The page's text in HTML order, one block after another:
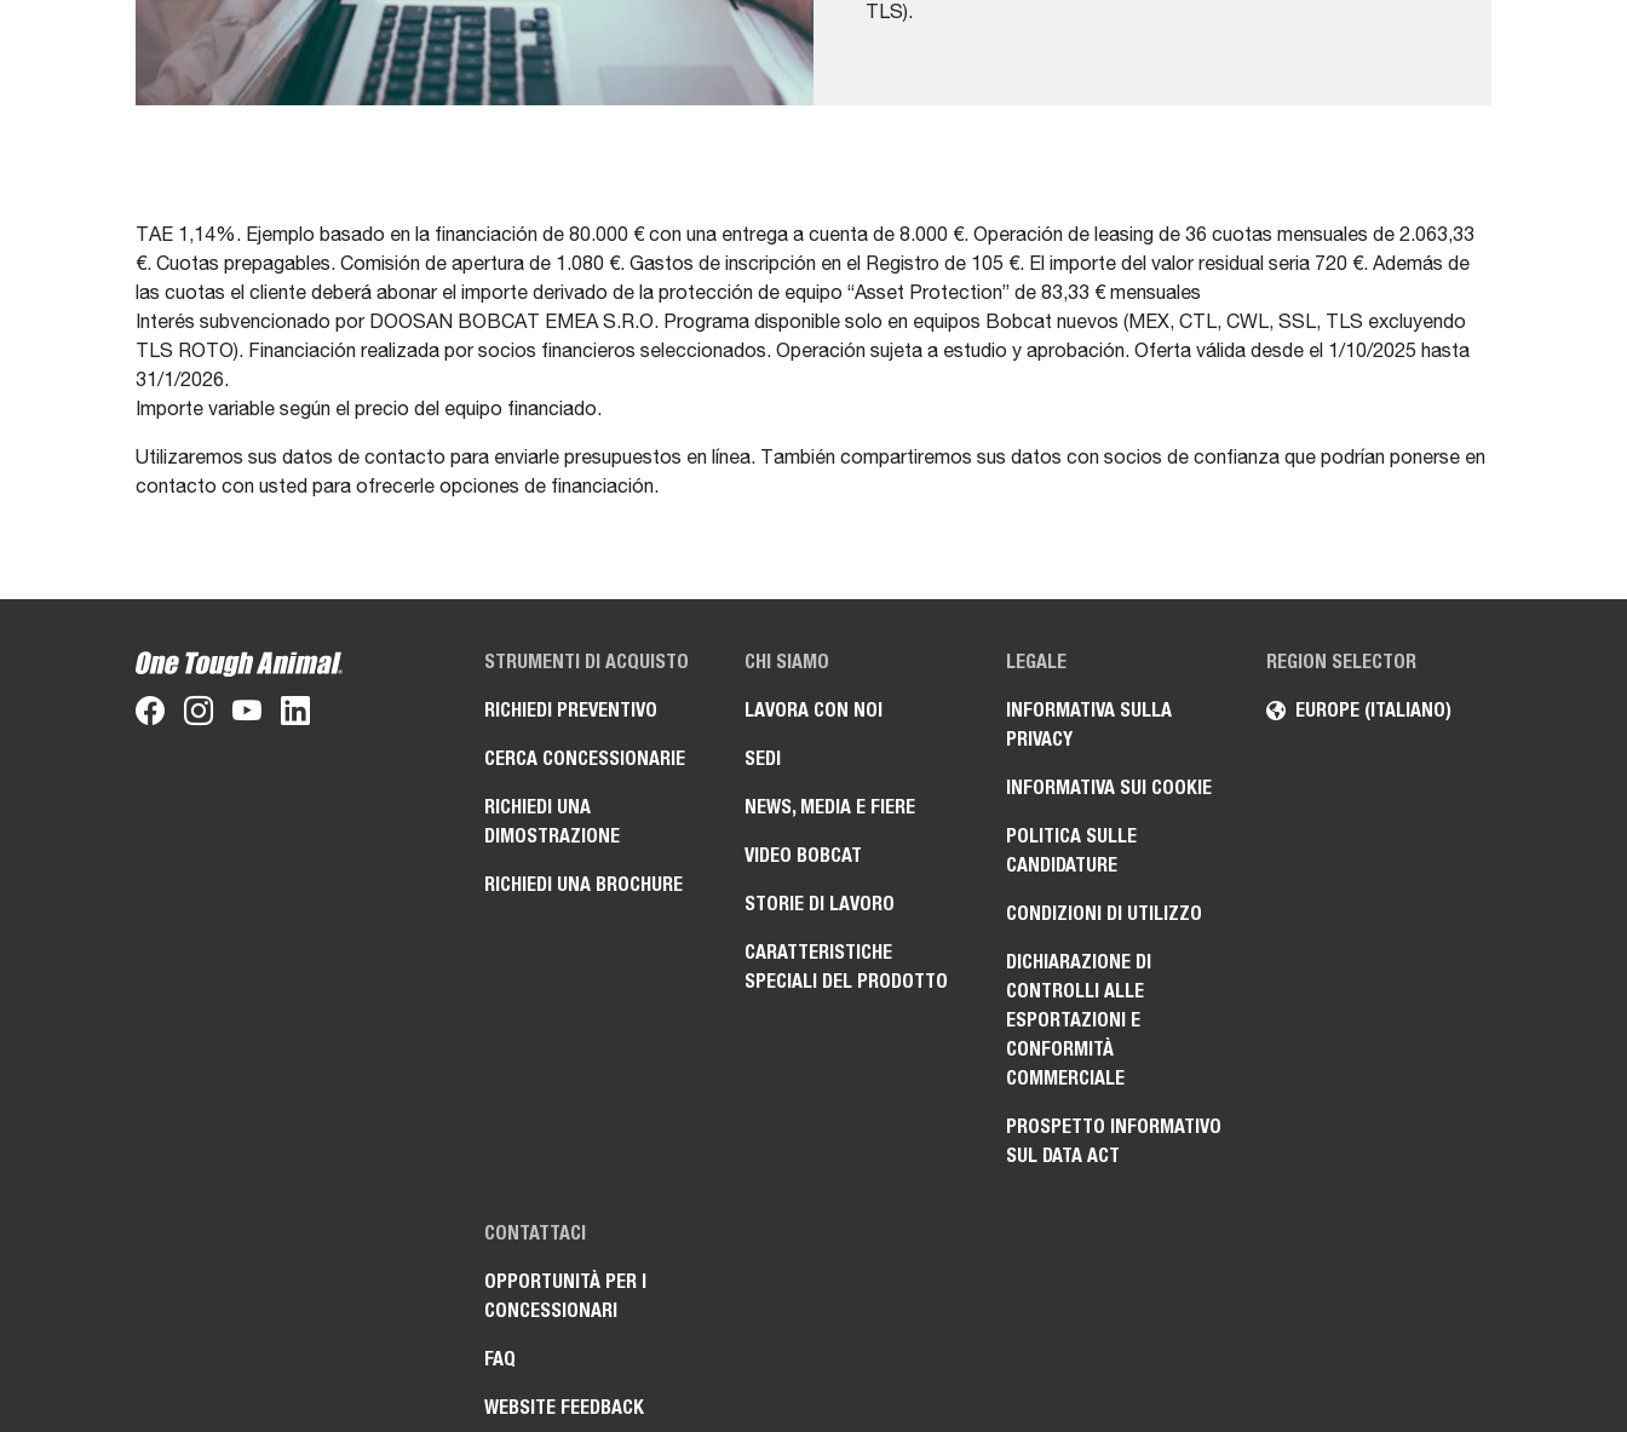
TLS).
TAE 1,14%. Ejemplo basado en la financiación de 80.000 € con una entrega a cuenta de 8.000 €. Operación de leasing de 36 cuotas mensuales de 2.063,33
€. Cuotas prepagables. Comisión de apertura de 1.080 €. Gastos de inscripción en el Registro de 105 €. El importe del valor residual seria 720 €. Además de
las cuotas el cliente deberá abonar el importe derivado de la protección de equipo “Asset Protection” de 83,33 € mensuales
Interés subvencionado por DOOSAN BOBCAT EMEA S.R.O. Programa disponible solo en equipos Bobcat nuevos (MEX, CTL, CWL, SSL, TLS excluyendo
TLS ROTO). Financiación realizada por socios financieros seleccionados. Operación sujeta a estudio y aprobación. Oferta válida desde el 1/10/2025 hasta
31/1/2026.
Importe variable según el precio del equipo financiado.
Utilizaremos sus datos de contacto para enviarle presupuestos en línea. También compartiremos sus datos con socios de confianza que podrían ponerse en
contacto con usted para ofrecerle opciones de financiación.
REGION SELECTOR
EUROPE (ITALIANO)
STRUMENTI DI ACQUISTO
RICHIEDI PREVENTIVO
CERCA CONCESSIONARIE
RICHIEDI UNA
DIMOSTRAZIONE
RICHIEDI UNA BROCHURE
CHI SIAMO
LAVORA CON NOI
SEDI
NEWS, MEDIA E FIERE
VIDEO BOBCAT
STORIE DI LAVORO
CARATTERISTICHE
SPECIALI DEL PRODOTTO
LEGALE
INFORMATIVA SULLA
PRIVACY
INFORMATIVA SUI COOKIE
POLITICA SULLE
CANDIDATURE
CONDIZIONI DI UTILIZZO
DICHIARAZIONE DI
CONTROLLI ALLE
ESPORTAZIONI E
CONFORMITÀ
COMMERCIALE
PROSPETTO INFORMATIVO
SUL DATA ACT
CONTATTACI
OPPORTUNITÀ PER I
CONCESSIONARI
FAQ
WEBSITE FEEDBACK